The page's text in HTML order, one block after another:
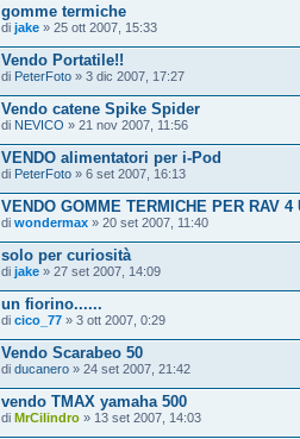
gomme termiche
di jake » 25 ott 2007, 15:33
Vendo Portatile!!
di PeterFoto » 3 dic 2007, 17:27
Vendo catene Spike Spider
di NEVICO » 21 nov 2007, 11:56
VENDO alimentatori per i-Pod
di PeterFoto » 6 set 2007, 16:13
VENDO GOMME TERMICHE PER RAV
di wondermax » 20 set 2007, 11:40
solo per curiosità
di jake » 27 set 2007, 14:09
un fiorino......
di cico_77 » 3 ott 2007, 0:29
Vendo Scarabeo 50
di ducanero » 24 set 2007, 21:42
vendo TMAX yamaha 500
di MrCilindro » 13 set 2007, 14:03